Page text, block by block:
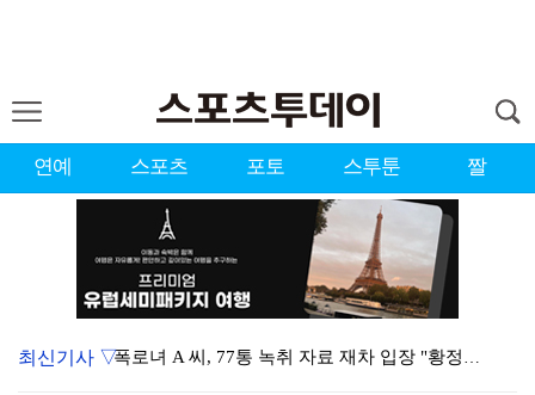
연예 스포츠 포토 스투툰 짤
폭로녀 A 씨, 77통 녹취 자료 재차 입장 "황정민은…
최신기사 ▽